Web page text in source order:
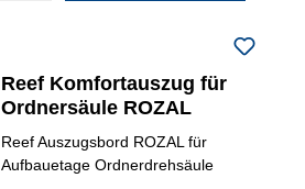
Reef Komfortauszug für
Ordnersäule ROZAL
Reef Auszugsbord ROZAL für
Aufbauetage Ordnerdrehsäule